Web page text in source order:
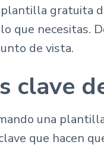
gratuita
que necesitas.
de vista.
clave
una
que hacen